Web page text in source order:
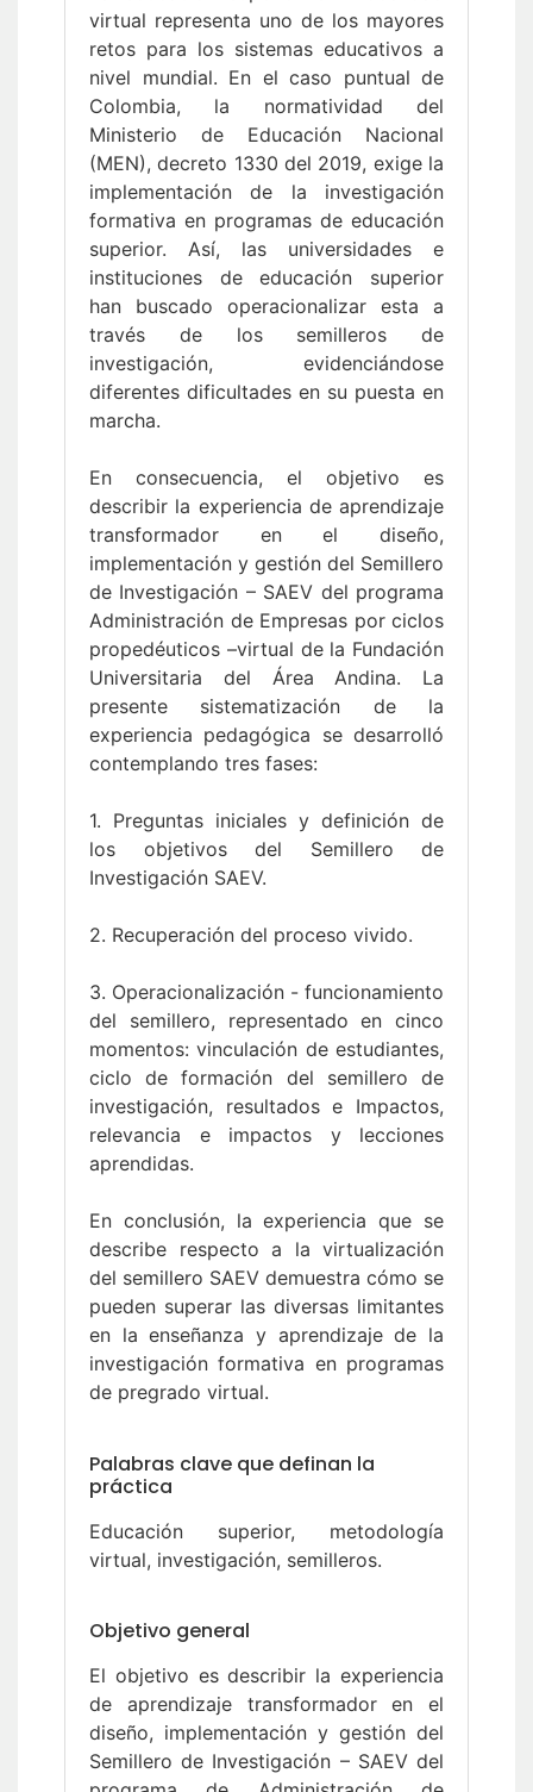
virtual representa uno de los mayores
retos para los sistemas educativos a
nivel mundial. En el caso puntual de
Colombia, la normatividad del
Ministerio de Educación Nacional
(MEN), decreto 1330 del 2019, exige la
implementación de la investigación
formativa en programas de educación
superior. Así, las universidades e
instituciones de educación superior
han buscado operacionalizar esta a
través de los semilleros de
investigación, evidenciándose
diferentes dificultades en su puesta en
marcha.
En consecuencia, el objetivo es
describir la experiencia de aprendizaje
transformador en el diseño,
implementación y gestión del Semillero
de Investigación – SAEV del programa
Administración de Empresas por ciclos
propedéuticos –virtual de la Fundación
Universitaria del Área Andina. La
presente sistematización de la
experiencia pedagógica se desarrolló
contemplando tres fases:
1. Preguntas iniciales y definición de
los objetivos del Semillero de
Investigación SAEV.
2. Recuperación del proceso vivido.
3. Operacionalización - funcionamiento
del semillero, representado en cinco
momentos: vinculación de estudiantes,
ciclo de formación del semillero de
investigación, resultados e Impactos,
relevancia e impactos y lecciones
aprendidas.
En conclusión, la experiencia que se
describe respecto a la virtualización
del semillero SAEV demuestra cómo se
pueden superar las diversas limitantes
en la enseñanza y aprendizaje de la
investigación formativa en programas
de pregrado virtual.
Palabras clave que definan la
práctica
Educación superior, metodología
virtual, investigación, semilleros.
Objetivo general
El objetivo es describir la experiencia
de aprendizaje transformador en el
diseño, implementación y gestión del
Semillero de Investigación – SAEV del